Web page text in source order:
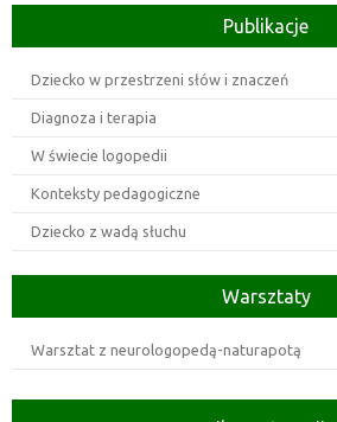
Publikacje
Dziecko w przestrzeni słów i znaczeń
Diagnoza i terapia
W świecie logopedii
Konteksty pedagogiczne
Dziecko z wadą słuchu
Warsztaty
Warsztat z neurologopedą-naturapotą